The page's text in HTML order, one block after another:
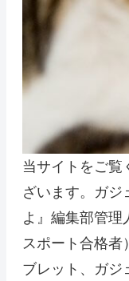
当サイトをご覧
ざいます。ガジ
よ』編集部管理
スポート合格者
ブレット、ガジ